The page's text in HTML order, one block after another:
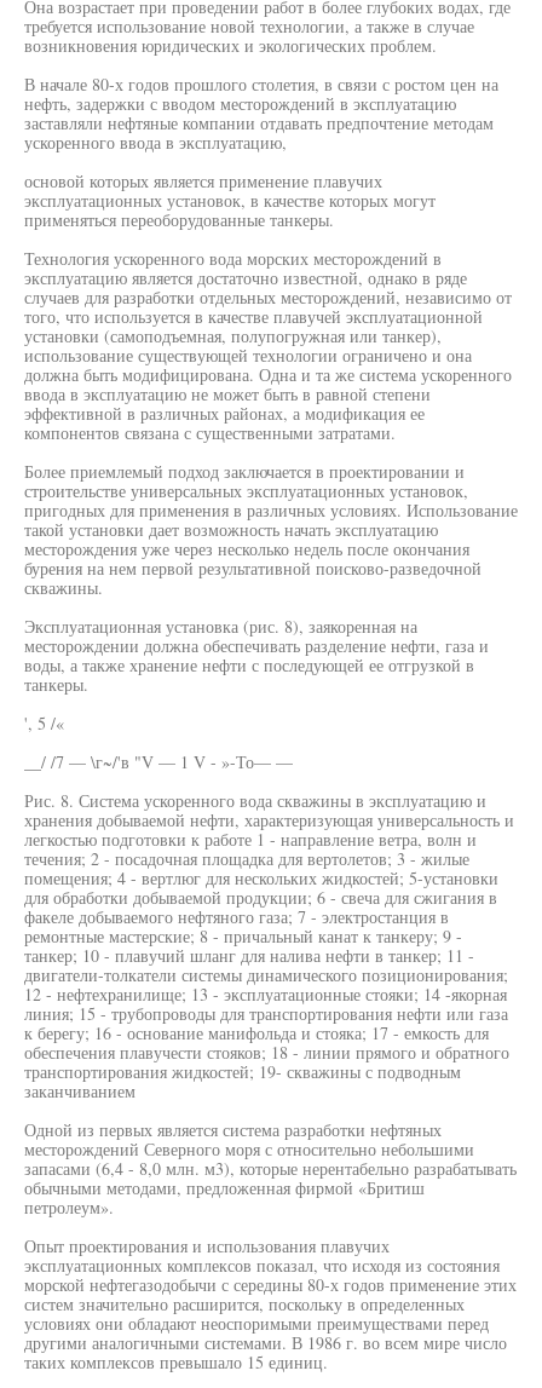
Она возрастает при проведении работ в более глубоких водах, где
требуется использование новой технологии, а также в случае
возникновения юридических и экологических проблем.
В начале 80-х годов прошлого столетия, в связи с ростом цен на
нефть, задержки с вводом месторождений в эксплуатацию
заставляли нефтяные компании отдавать предпочтение методам
ускоренного ввода в эксплуатацию,
основой которых является применение плавучих
эксплуатационных установок, в качестве которых могут
применяться переоборудованные танкеры.
Технология ускоренного вода морских месторождений в
эксплуатацию является достаточно известной, однако в ряде
случаев для разработки отдельных месторождений, независимо от
того, что используется в качестве плавучей эксплуатационной
установки (самоподъемная, полупогружная или танкер),
использование существующей технологии ограничено и она
должна быть модифицирована. Одна и та же система ускоренного
ввода в эксплуатацию не может быть в равной степени
эффективной в различных районах, а модификация ее
компонентов связана с существенными затратами.
Более приемлемый подход заключается в проектировании и
строительстве универсальных эксплуатационных установок,
пригодных для применения в различных условиях. Использование
такой установки дает возможность начать эксплуатацию
месторождения уже через несколько недель после окончания
бурения на нем первой результативной поисково-разведочной
скважины.
Эксплуатационная установка (рис. 8), заякоренная на
месторождении должна обеспечивать разделение нефти, газа и
воды, а также хранение нефти с последующей ее отгрузкой в
танкеры.
', 5 /«
__/ /7 — \г~/'в "V — 1 V - »-То— —
Рис. 8. Система ускоренного вода скважины в эксплуатацию и
хранения добываемой нефти, характеризующая универсальность и
легкостью подготовки к работе 1 - направление ветра, волн и
течения; 2 - посадочная площадка для вертолетов; 3 - жилые
помещения; 4 - вертлюг для нескольких жидкостей; 5-установки
для обработки добываемой продукции; 6 - свеча для сжигания в
факеле добываемого нефтяного газа; 7 - электростанция в
ремонтные мастерские; 8 - причальный канат к танкеру; 9 -
танкер; 10 - плавучий шланг для налива нефти в танкер; 11 -
двигатели-толкатели системы динамического позиционирования;
12 - нефтехранилище; 13 - эксплуатационные стояки; 14 -якорная
линия; 15 - трубопроводы для транспортирования нефти или газа
к берегу; 16 - основание манифольда и стояка; 17 - емкость для
обеспечения плавучести стояков; 18 - линии прямого и обратного
транспортирования жидкостей; 19- скважины с подводным
заканчиванием
Одной из первых является система разработки нефтяных
месторождений Северного моря с относительно небольшими
запасами (6,4 - 8,0 млн. м3), которые нерентабельно разрабатывать
обычными методами, предложенная фирмой «Бритиш
петролеум».
Опыт проектирования и использования плавучих
эксплуатационных комплексов показал, что исходя из состояния
морской нефтегазодобычи с середины 80-х годов применение этих
систем значительно расширится, поскольку в определенных
условиях они обладают неоспоримыми преимуществами перед
другими аналогичными системами. В 1986 г. во всем мире число
таких комплексов превышало 15 единиц.